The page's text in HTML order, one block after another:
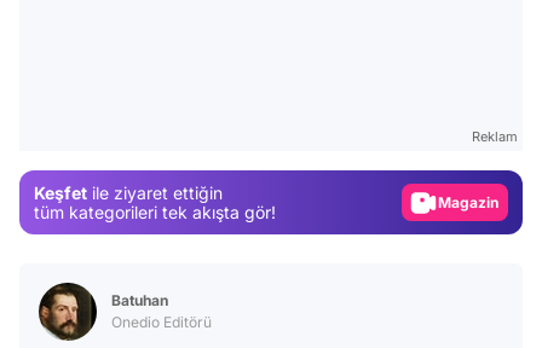
Reklam
Keşfet ile ziyaret ettiğin
tüm kategorileri tek akışta gör!
Magazin
Batuhan
Onedio Editörü